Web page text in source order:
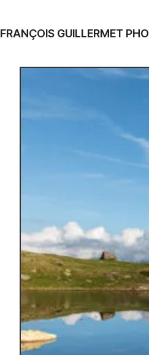
FRANÇOIS GUILLERMET